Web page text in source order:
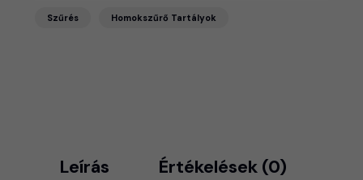
Szűrés Homokszűrő Tartályok
Leírás Értékelések (0)